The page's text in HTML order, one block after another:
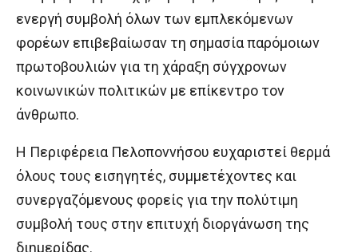
ενεργή συμβολή όλων των εμπλεκόμενων
φορέων επιβεβαίωσαν τη σημασία παρόμοιων
πρωτοβουλιών για τη χάραξη σύγχρονων
κοινωνικών πολιτικών με επίκεντρο τον
άνθρωπο.
Η Περιφέρεια Πελοποννήσου ευχαριστεί θερμά
όλους τους εισηγητές, συμμετέχοντες και
συνεργαζόμενους φορείς για την πολύτιμη
συμβολή τους στην επιτυχή διοργάνωση της
διημερίδας.